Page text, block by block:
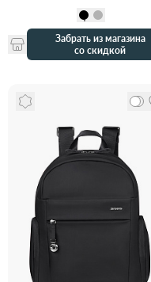
Забрать из магазина
со скидкой